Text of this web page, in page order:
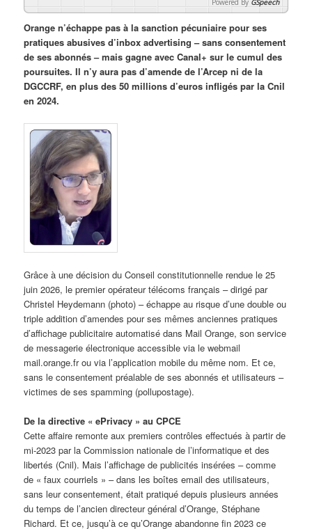
Powered By GSpeech
Orange n’échappe pas à la sanction pécuniaire pour ses
pratiques abusives d’inbox advertising – sans consentement
de ses abonnés – mais gagne avec Canal+ sur le cumul des
poursuites. Il n’y aura pas d’amende de l’Arcep ni de la
DGCCRF, en plus des 50 millions d’euros infligés par la Cnil
en 2024.
Grâce à une décision du Conseil constitutionnelle rendue le 25
juin 2026, le premier opérateur télécoms français – dirigé par
Christel Heydemann (photo) – échappe au risque d’une double ou
triple addition d’amendes pour ses mêmes anciennes pratiques
d’affichage publicitaire automatisé dans Mail Orange, son service
de messagerie électronique accessible via le webmail
mail.orange.fr ou via l’application mobile du même nom. Et ce,
sans le consentement préalable de ses abonnés et utilisateurs –
victimes de ses spamming (pollupostage).
De la directive « ePrivacy » au CPCE
Cette affaire remonte aux premiers contrôles effectués à partir de
mi-2023 par la Commission nationale de l’informatique et des
libertés (Cnil). Mais l’affichage de publicités insérées – comme
de « faux courriels » – dans les boîtes email des utilisateurs,
sans leur consentement, était pratiqué depuis plusieurs années
du temps de l’ancien directeur général d’Orange, Stéphane
Richard. Et ce, jusqu’à ce qu’Orange abandonne fin 2023 ce